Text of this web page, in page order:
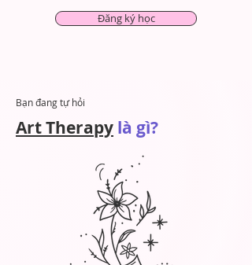
Đăng ký học
Bạn đang tự hỏi
Art Therapy là gì?